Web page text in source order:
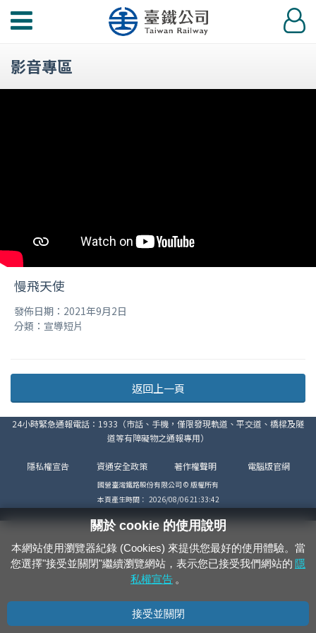
功
選
登
入
影音專區
慢飛天使
發佈日期：2021年9月2日
分類：宣導短片
返回上一頁
24小時緊急通報電話：1933（市話、手機，僅限發現軌道、平交道、橋樑及隧
道等有障礙物之通報專用）
隱私權宣告 資通安全政策 著作權聲明 電腦版官網
國營臺灣鐵路股份有限公司 © 版權所有
本頁產生時間： 2026/08/06 21:33:42
關於 cookie 的使用說明
本網站使用瀏覽器紀錄 (Cookies) 來提供您最好的使用體驗。當
您選擇"接受並關閉"繼續瀏覽網站，表示您已接受我們網站的 隱
私權宣告 。
接受並關閉